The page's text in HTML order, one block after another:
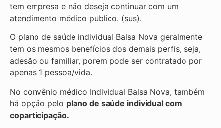
tem empresa e não deseja continuar com um
atendimento médico publico. (sus).
O plano de saúde individual Balsa Nova geralmente
tem os mesmos benefícios dos demais perfis, seja,
adesão ou familiar, porem pode ser contratado por
apenas 1 pessoa/vida.
No convênio médico Individual Balsa Nova, também
há opção pelo plano de saúde individual com
coparticipação.